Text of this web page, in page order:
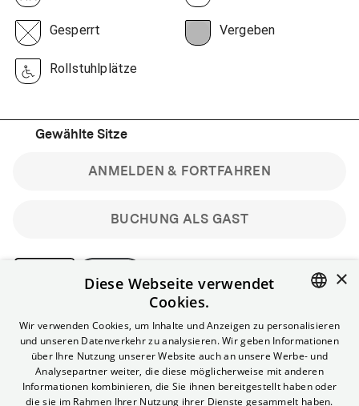
Gesperrt Vergeben
Rollstuhlplätze
Gewählte Sitze
BUCHUNG ALS GAST
ANMELDEN & FORTFAHREN
Bitte beachte: Gastbuchungen sind nicht stornierbar.
Registriere dich kostenlos für bis zu 90 min vor Filmbeginn
stornierbare Tickets für reguläre Vorstellungen.
Unlimited-Mitglied? Melde dich an, um deine Benefits
nutzen zu können.
ENGLISH
×
Diese Webseite verwendet
Cookies.
Wir verwenden Cookies, um Inhalte und Anzeigen zu personalisieren
und unseren Datenverkehr zu analysieren. Wir geben Informationen
über Ihre Nutzung unserer Website auch an unsere Werbe- und
Analysepartner weiter, die diese möglicherweise mit anderen
Informationen kombinieren, die Sie ihnen bereitgestellt haben oder
die sie im Rahmen Ihrer Nutzung ihrer Dienste gesammelt haben.